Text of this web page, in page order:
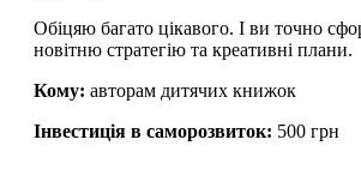
Обіцяю багато цікавого. І ви точно
новітню стратегію та креативні плани.
Кому: авторам дитячих книжок
Інвестиція в саморозвиток: 500 грн